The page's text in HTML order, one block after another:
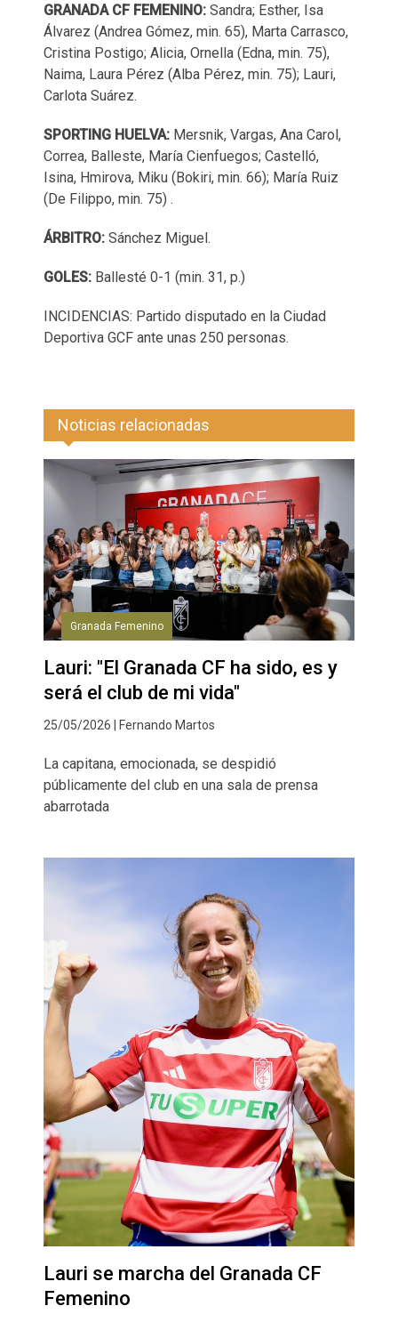
GRANADA CF FEMENINO: Sandra; Esther, Isa
Álvarez (Andrea Gómez, min. 65), Marta Carrasco,
Cristina Postigo; Alicia, Ornella (Edna, min. 75),
Naima, Laura Pérez (Alba Pérez, min. 75); Lauri,
Carlota Suárez.
SPORTING HUELVA: Mersnik, Vargas, Ana Carol,
Correa, Balleste, María Cienfuegos; Castelló,
Isina, Hmirova, Miku (Bokiri, min. 66); María Ruiz
(De Filippo, min. 75) .
ÁRBITRO: Sánchez Miguel.
GOLES: Ballesté 0-1 (min. 31, p.)
INCIDENCIAS: Partido disputado en la Ciudad
Deportiva GCF ante unas 250 personas.
Noticias relacionadas
Granada Femenino
Lauri: "El Granada CF ha sido, es y
será el club de mi vida"
25/05/2026 | Fernando Martos
La capitana, emocionada, se despidió
públicamente del club en una sala de prensa
abarrotada
Lauri se marcha del Granada CF
Femenino